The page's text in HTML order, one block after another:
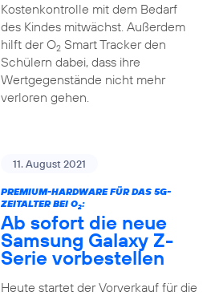
Kostenkontrolle mit dem Bedarf
des Kindes mitwächst. Außerdem
hilft der O2Smart Tracker den
Schülern dabei, dass ihre
Wertgegenstände nicht mehr
verloren gehen.
11. August 2021
PREMIUM-HARDWARE FÜR DAS 5G-
ZEITALTER BEI O2:
Ab sofort die neue
Samsung Galaxy Z-
Serie vorbestellen
Heute startet der Vorverkauf für die